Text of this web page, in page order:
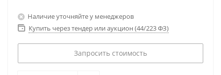
Наличие уточняйте у менеджеров
Купить через тендер или аукцион (44/223 ФЗ)
Запросить стоимость